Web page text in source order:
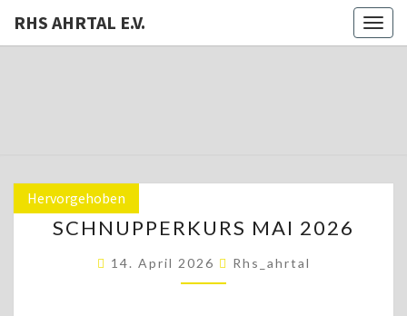
RHS AHRTAL E.V.
Hervorgehoben
MAI
2026
SCHNUPPERKURS MAI 2026
14. April 2026 Rhs_ahrtal